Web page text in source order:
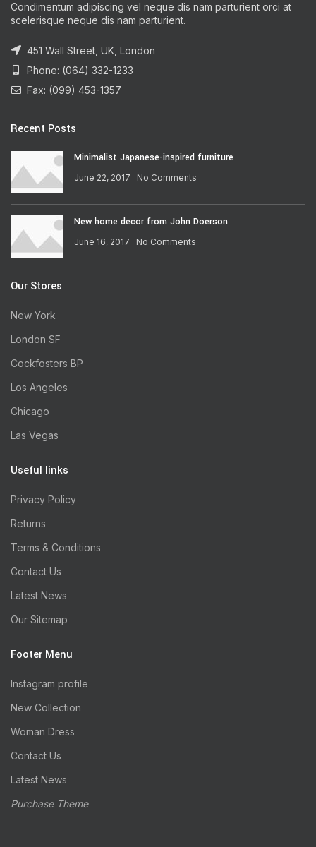
Condimentum adipiscing vel neque dis nam parturient orci at
scelerisque neque dis nam parturient.
451 Wall Street, UK, London
Phone: (064) 332-1233
Fax: (099) 453-1357
Recent Posts
Minimalist Japanese-inspired furniture
June 22, 2017 No Comments
New home decor from John Doerson
June 16, 2017 No Comments
Our Stores
New York
London SF
Cockfosters BP
Los Angeles
Chicago
Las Vegas
Useful links
Privacy Policy
Returns
Terms & Conditions
Contact Us
Latest News
Our Sitemap
Footer Menu
Instagram profile
New Collection
Woman Dress
Contact Us
Latest News
Purchase Theme